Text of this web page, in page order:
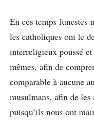
En ces temps funestes
les catholiques ont le
interreligieux poussé
mêmes, afin de
comparable à aucune
musulmans, afin de
puisqu’ils nous ont